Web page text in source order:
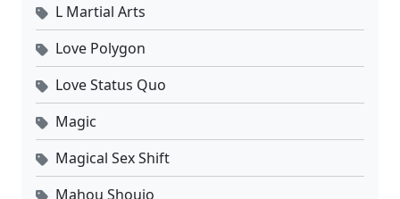
L Martial Arts
Love Polygon
Love Status Quo
Magic
Magical Sex Shift
Mahou Shoujo